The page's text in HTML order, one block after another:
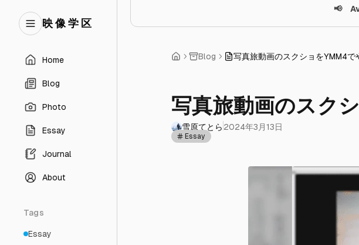
映 像 学 区
Home
Blog
Photo
Essay
Journal
About
Tags
Essay
📢
Blog 写真旅動画のスクショをYMM4で
写真旅動画のスク
雪原てとら 2024年3月13日
Essay